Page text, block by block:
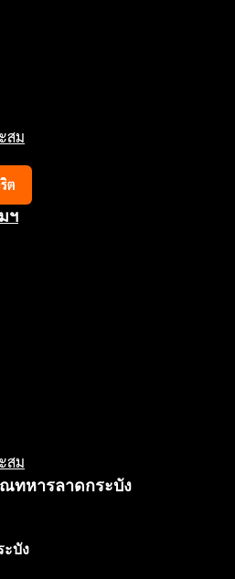
สม
ต
ฯ
สม
ทหารลาดกระบัง
ะบัง